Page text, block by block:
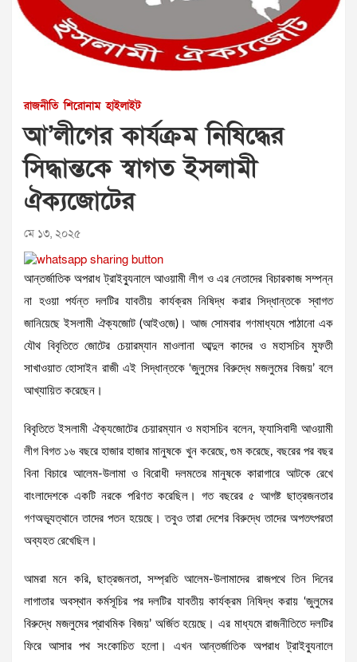
রাজনীতি শিরোনাম হাইলাইট
আ’লীগের কার্যক্রম নিষিদ্ধের
সিদ্ধান্তকে স্বাগত ইসলামী
ঐক্যজোটের
মে ১৩, ২০২৫
আন্তর্জাতিক অপরাধ ট্রাইব্যুনালে আওয়ামী লীগ ও এর নেতাদের বিচারকাজ সম্পন্ন
না হওয়া পর্যন্ত দলটির যাবতীয় কার্যক্রম নিষিদ্ধ করার সিদ্ধান্তকে স্বাগত
জানিয়েছে ইসলামী ঐক্যজোট (আইওজে)। আজ সোমবার গণমাধ্যমে পাঠানো এক
যৌথ বিবৃতিতে জোটের চেয়ারম্যান মাওলানা আব্দুল কাদের ও মহাসচিব মুফতী
সাখাওয়াত হোসাইন রাজী এই সিদ্ধান্তকে ‘জুলুমের বিরুদ্ধে মজলুমের বিজয়’ বলে
আখ্যায়িত করেছেন।
বিবৃতিতে ইসলামী ঐক্যজোটের চেয়ারম্যান ও মহাসচিব বলেন, ফ্যাসিবাদী আওয়ামী
লীগ বিগত ১৬ বছরে হাজার হাজার মানুষকে খুন করেছে, গুম করেছে, বছরের পর বছর
বিনা বিচারে আলেম-উলামা ও বিরোধী দলমতের মানুষকে কারাগারে আটকে রেখে
বাংলাদেশকে একটি নরকে পরিণত করেছিল। গত বছরের ৫ আগষ্ট ছাত্রজনতার
গণঅভ্যূত্থানে তাদের পতন হয়েছে। তবুও তারা দেশের বিরুদ্ধে তাদের অপতৎপরতা
অব্যহত রেখেছিল।
আমরা মনে করি, ছাত্রজনতা, সম্প্রতি আলেম-উলামাদের রাজপথে তিন দিনের
লাগাতার অবস্থান কর্মসূচির পর দলটির যাবতীয় কার্যক্রম নিষিদ্ধ করায় ‘জুলুমের
বিরুদ্ধে মজলুমের প্রাথমিক বিজয়’ অর্জিত হয়েছে। এর মাধ্যমে রাজনীতিতে দলটির
ফিরে আসার পথ সংকোচিত হলো। এখন আন্তর্জাতিক অপরাধ ট্রাইব্যুনালে